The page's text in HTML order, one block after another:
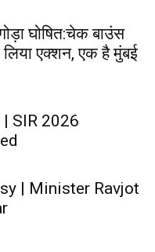
घोषित:चेक बाउंस
एक्शन, एक है मुंबई
SIR 2026
| Minister Ravjot